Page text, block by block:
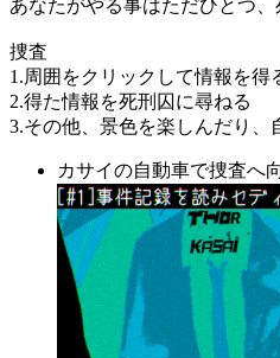
あなたがやる事はただひとつ、
捜査
1.周囲をクリックして情報を得
2.得た情報を死刑囚に尋ねる
3.その他、景色を楽しんだり、
カサイの自動車で捜査へ